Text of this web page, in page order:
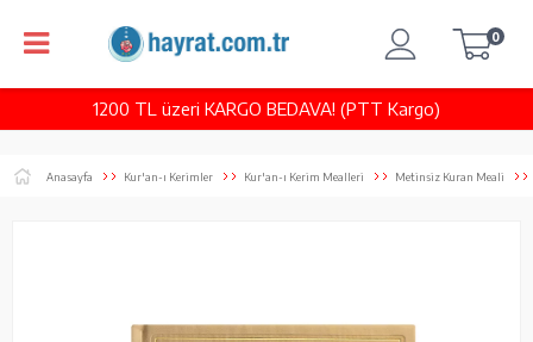
1200 TL üzeri KARGO BEDAVA! (PTT Kargo)
0
Anasayfa Kur'an-ı Kerimler Kur'an-ı Kerim Mealleri Metinsiz Kuran Meali